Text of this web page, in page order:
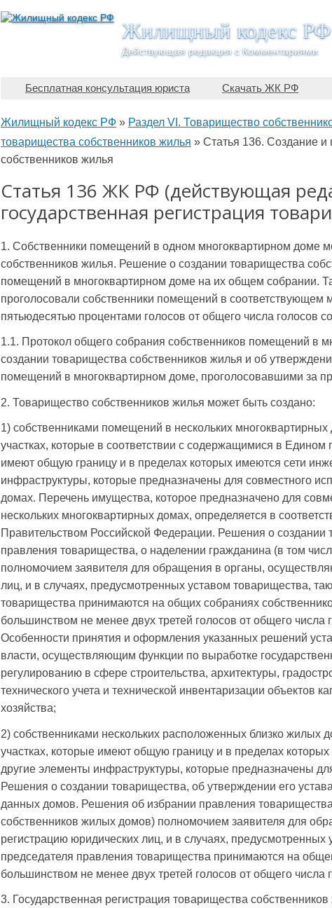
Жилищный кодекс РФ
Действующая редакция с Комментариями
Бесплатная консультация юриста Скачать ЖК РФ
Жилищный кодекс РФ » Раздел VI. Товарищество
товарищества собственников жилья » Статья 136. Создание и
собственников жилья
Статья 136 ЖК РФ (действующая
государственная регистрация
1. Собственники помещений в одном многоквартирном доме
собственников жилья. Решение о создании товарищества
помещений в многоквартирном доме на их общем собрании.
проголосовали собственники помещений в
пятьюдесятью процентами голосов от общего числа голосов
1.1. Протокол общего собрания собственников помещений в
создании товарищества собственников жилья и об
помещений в многоквартирном доме, проголосовавшими за
2. Товарищество собственников жилья может быть создано:
1) собственниками помещений в нескольких
участках, которые в соответствии с содержащимися в
имеют общую границу и в пределах которых имеются сети
инфраструктуры, которые предназначены для совместного
домах. Перечень имущества, которое предназначено для
нескольких многоквартирных домах, определяется в
Правительством Российской Федерации. Решения о создании
правления товарищества, о наделении гражданина (в том
полномочием заявителя для обращения в органы,
лиц, и в случаях, предусмотренных уставом товарищества,
товарищества принимаются на общих собраниях
большинством не менее двух третей голосов от общего
Особенности принятия и оформления указанных решений
власти, осуществляющим функции по выработке
регулированию в сфере строительства, архитектуры,
технического учета и технической инвентаризации объектов
хозяйства;
2) собственниками нескольких расположенных близко
участках, которые имеют общую границу и в пределах
другие элементы инфраструктуры, которые предназначены
Решения о создании товарищества, об утверждении его
данных домов. Решения об избрании правления
собственников жилых домов) полномочием заявителя для
регистрацию юридических лиц, и в случаях,
председателя правления товарищества принимаются на
большинством не менее двух третей голосов от общего
3. Государственная регистрация товарищества